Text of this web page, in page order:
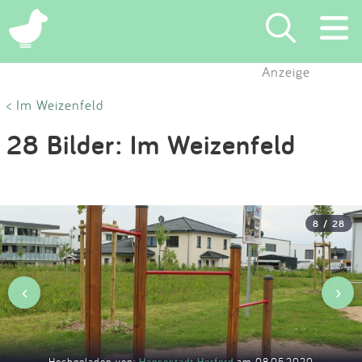
×
Eintragen
Blog
Partner
Kontakt
Anzeige
< Im Weizenfeld
28 Bilder: Im Weizenfeld
8 / 28
‹ ›